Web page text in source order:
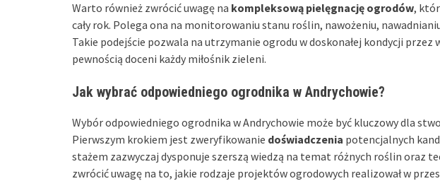
Warto również zwrócić uwagę na kompleksową pielęgnację ogrodów,
cały rok. Polega ona na monitorowaniu stanu roślin, nawożeniu,
Takie podejście pozwala na utrzymanie ogrodu w doskonałej kondycji przez
pewnością doceni każdy miłośnik zieleni.
Jak wybrać odpowiedniego ogrodnika w Andrychowie?
Wybór odpowiedniego ogrodnika w Andrychowie może być kluczowy dla
Pierwszym krokiem jest zweryfikowanie doświadczenia potencjalnych
stażem zazwyczaj dysponuje szerszą wiedzą na temat różnych roślin oraz
zwrócić uwagę na to, jakie rodzaje projektów ogrodowych realizował w